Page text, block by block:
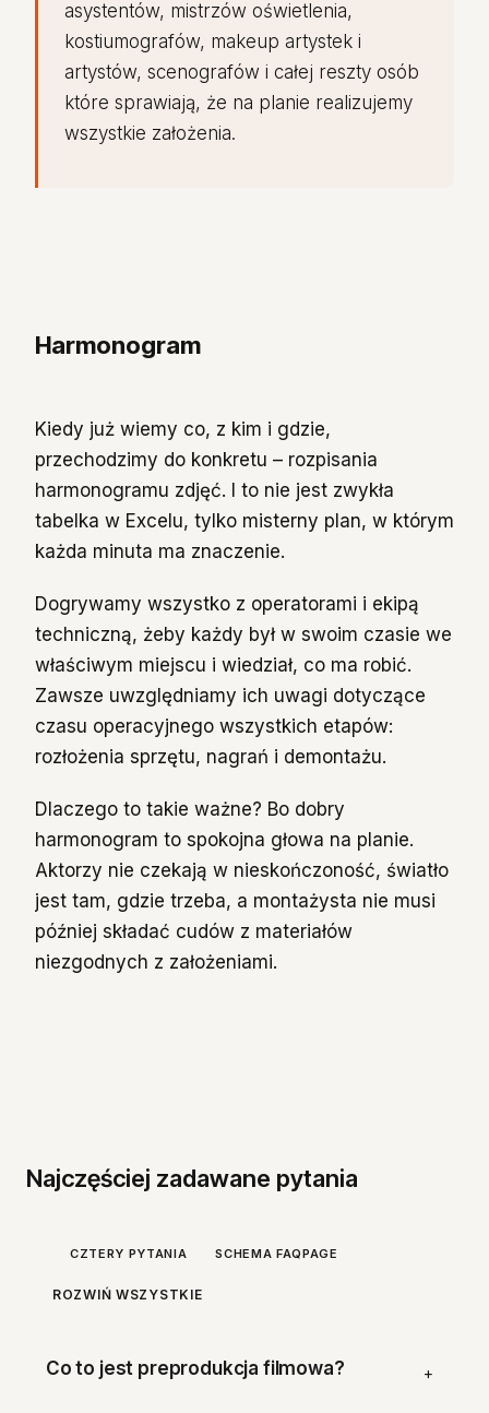
asystentów, mistrzów oświetlenia,
kostiumografów, makeup artystek i
artystów, scenografów i całej reszty osób
które sprawiają, że na planie realizujemy
wszystkie założenia.
Harmonogram
Kiedy już wiemy co, z kim i gdzie,
przechodzimy do konkretu – rozpisania
harmonogramu zdjęć. I to nie jest zwykła
tabelka w Excelu, tylko misterny plan, w którym
każda minuta ma znaczenie.
Dogrywamy wszystko z operatorami i ekipą
techniczną, żeby każdy był w swoim czasie we
właściwym miejscu i wiedział, co ma robić.
Zawsze uwzględniamy ich uwagi dotyczące
czasu operacyjnego wszystkich etapów:
rozłożenia sprzętu, nagrań i demontażu.
Dlaczego to takie ważne? Bo dobry
harmonogram to spokojna głowa na planie.
Aktorzy nie czekają w nieskończoność, światło
jest tam, gdzie trzeba, a montażysta nie musi
później składać cudów z materiałów
niezgodnych z założeniami.
Najczęściej zadawane pytania
CZTERY PYTANIA SCHEMA FAQPAGE
ROZWIŃ WSZYSTKIE
Co to jest preprodukcja filmowa? +